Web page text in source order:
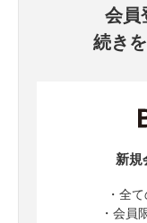
会員
続き
新規
・全
・会員